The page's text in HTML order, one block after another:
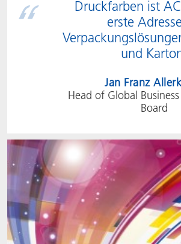
Druckfarben ist
erste
und
Jan Franz
Head of Global
Board